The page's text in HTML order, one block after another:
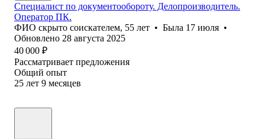
Специалист по документообороту. Делопроизводитель.
Оператор ПК.
ФИО скрыто соискателем, 55 лет • Была 17 июля •
Обновлено 28 августа 2025
40 000 ₽
Рассматривает предложения
Общий опыт
25 лет 9 месяцев